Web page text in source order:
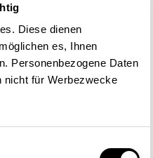
Diese dienen
es, Ihnen
Personenbezogene Daten
nicht für Werbezwecke
juste titre, de